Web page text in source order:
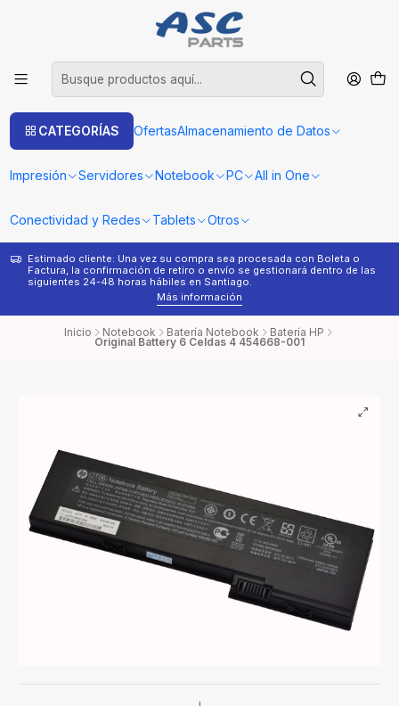
CATEGORÍAS OfertasAlmacenamiento de Datos
Impresión Servidores Notebook PC All in One
Conectividad y Redes Tablets Otros
Estimado cliente: Una vez su compra sea procesada con Boleta o
Factura, la confirmación de retiro o envío se gestionará dentro de las
siguientes 24-48 horas hábiles en Santiago.
Más información
Inicio Notebook Batería Notebook Batería HP
Original Battery 6 Celdas 4 454668-001